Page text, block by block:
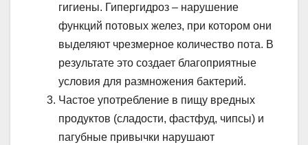
гигиены. Гипергидроз – нарушение
функций потовых желез, при котором они
выделяют чрезмерное количество пота. В
результате это создает благоприятные
условия для размножения бактерий.
Частое употребление в пищу вредных
продуктов (сладости, фастфуд, чипсы) и
пагубные привычки нарушают